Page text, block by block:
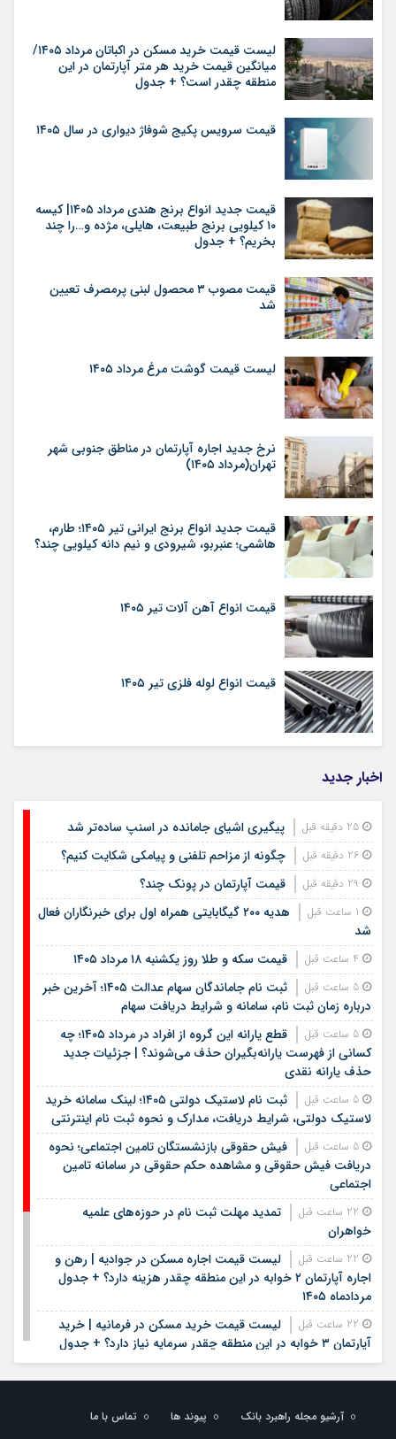
لیست قیمت خرید مسکن در اکباتان مرداد ۱۴۰۵/
میانگین قیمت خرید هر متر آپارتمان در این
منطقه چقدر است؟ + جدول
قیمت سرویس پکیج شوفاژ دیواری در سال ۱۴۰۵
قیمت جدید انواع برنج هندی مرداد ۱۴۰۵| کیسه
۱۰ کیلویی برنج طبیعت، هایلی، مژده و…را چند
بخریم؟ + جدول
قیمت مصوب ۳ محصول لبنی پرمصرف تعیین
شد
لیست قیمت گوشت مرغ مرداد ۱۴۰۵
نرخ جدید اجاره آپارتمان در مناطق جنوبی شهر
تهران(مرداد ۱۴۰۵)
قیمت جدید انواع برنج ایرانی تیر ۱۴۰۵؛ طارم،
هاشمی؛ عنبربو، شیرودی و نیم دانه کیلویی چند؟
قیمت انواع آهن آلات تیر ۱۴۰۵
قیمت انواع لوله فلزی تیر ۱۴۰۵
اخبار جدید
پیگیری اشیای جامانده در اسنپ ساده‌تر شد
چگونه از مزاحم تلفنی و پیامکی شکایت کنیم؟
قیمت آپارتمان در پونک چند؟
هدیه ۲۰۰ گیگابایتی همراه اول برای خبرنگاران فعال
شد
قیمت سکه و طلا روز یکشنبه ۱۸ مرداد ۱۴۰۵
ثبت نام جاماندگان سهام عدالت ۱۴۰۵؛ آخرین خبر
درباره زمان ثبت نام، سامانه و شرایط دریافت سهام
قطع یارانه این گروه از افراد در مرداد ۱۴۰۵؛ چه
کسانی از فهرست یارانه‌بگیران حذف می‌شوند؟ | جزئیات جدید
حذف یارانه نقدی
ثبت نام لاستیک دولتی ۱۴۰۵؛ لینک سامانه خرید
لاستیک دولتی، شرایط دریافت، مدارک و نحوه ثبت نام اینترنتی
فیش حقوقی بازنشستگان تامین اجتماعی؛ نحوه
دریافت فیش حقوقی و مشاهده حکم حقوقی در سامانه تامین
اجتماعی
تمدید مهلت ثبت نام در حوزه‌های علمیه
خواهران
لیست قیمت اجاره مسکن در جوادیه | رهن و
اجاره آپارتمان ۲ خوابه در این منطقه چقدر هزینه دارد؟ + جدول
مردادماه ۱۴۰۵
لیست قیمت خرید مسکن در فرمانیه | خرید
آپارتمان ۳ خوابه در این منطقه چقدر سرمایه نیاز دارد؟ + جدول
مردادماه ۱۴۰۵
آرشیو مجله راهبرد بانک پیوند ها
تماس با ما